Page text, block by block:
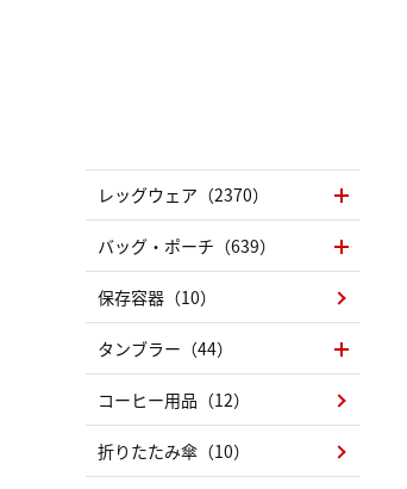
レッグウェア（2370）
バッグ・ポーチ（639）
保存容器（10）
タンブラー（44）
コーヒー用品（12）
折りたたみ傘（10）